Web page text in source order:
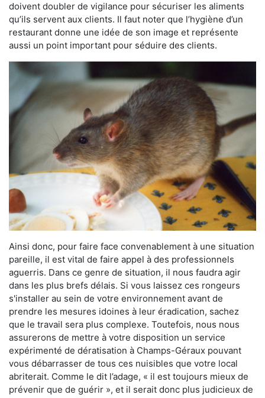
doivent doubler de vigilance pour sécuriser les aliments
qu’ils servent aux clients. Il faut noter que l’hygiène d’un
restaurant donne une idée de son image et représente
aussi un point important pour séduire des clients.
Ainsi donc, pour faire face convenablement à une situation
pareille, il est vital de faire appel à des professionnels
aguerris. Dans ce genre de situation, il nous faudra agir
dans les plus brefs délais. Si vous laissez ces rongeurs
s'installer au sein de votre environnement avant de
prendre les mesures idoines à leur éradication, sachez
que le travail sera plus complexe. Toutefois, nous nous
assurerons de mettre à votre disposition un service
expérimenté de dératisation à Champs-Géraux pouvant
vous débarrasser de tous ces nuisibles que votre local
abriterait. Comme le dit l’adage, « il est toujours mieux de
prévenir que de guérir », et il serait donc plus judicieux de